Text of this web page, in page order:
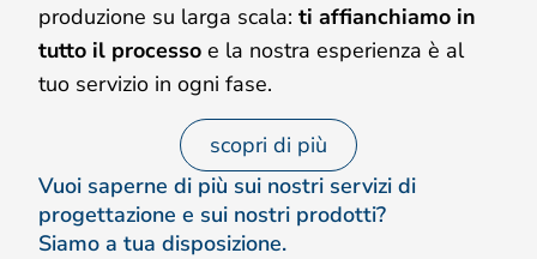
produzione su larga scala:ti affianchiamo in
tutto il processo e la nostra esperienza è al
tuo servizio in ogni fase.
scopri di più
Vuoi saperne di più sui nostri servizi di
progettazione e sui nostri prodotti?
Siamo a tua disposizione.